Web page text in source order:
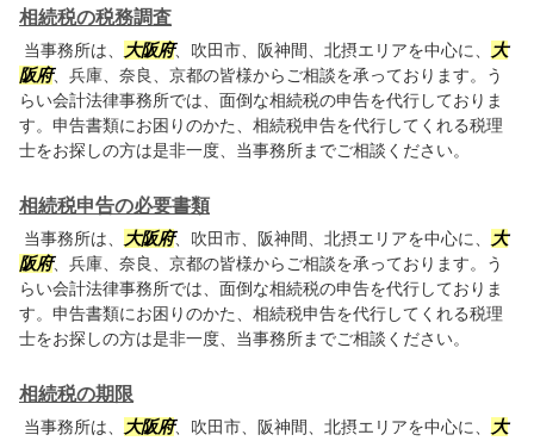
相続税の税務調査
当事務所は、 大阪府、吹田市、阪神間、北摂エリアを中心に、
大
阪府、兵庫、奈良、京都の皆様からご相談を承っております。う
らい会計法律事務所では、面倒な相続税の申告を代行しておりま
す。申告書類にお困りのかた、相続税申告を代行してくれる税理
士をお探しの方は是非一度、当事務所までご相談ください。
相続税申告の必要書類
当事務所は、 大阪府、吹田市、阪神間、北摂エリアを中心に、
大
阪府、兵庫、奈良、京都の皆様からご相談を承っております。う
らい会計法律事務所では、面倒な相続税の申告を代行しておりま
す。申告書類にお困りのかた、相続税申告を代行してくれる税理
士をお探しの方は是非一度、当事務所までご相談ください。
相続税の期限
当事務所は、 大阪府、吹田市、阪神間、北摂エリアを中心に、
大